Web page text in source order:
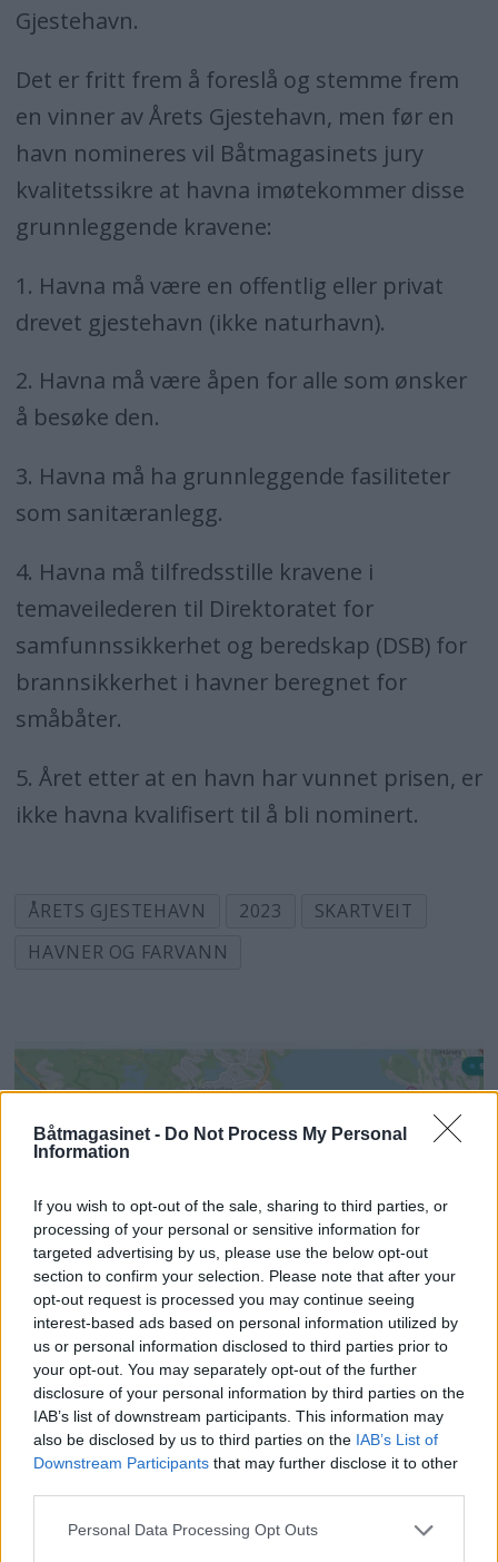
Båtmagasinet - Do Not Process My Personal
Information
If you wish to opt-out of the sale, sharing to third parties, or
processing of your personal or sensitive information for
targeted advertising by us, please use the below opt-out
section to confirm your selection. Please note that after your
opt-out request is processed you may continue seeing
interest-based ads based on personal information utilized by
us or personal information disclosed to third parties prior to
your opt-out. You may separately opt-out of the further
disclosure of your personal information by third parties on the
IAB’s list of downstream participants. This information may
also be disclosed by us to third parties on the IAB’s List of
Downstream Participants that may further disclose it to other
Personal Data Processing Opt Outs
Gjestehavn.
Det er fritt frem å foreslå og stemme frem
en vinner av Årets Gjestehavn, men før en
havn nomineres vil Båtmagasinets jury
kvalitetssikre at havna imøtekommer disse
grunnleggende kravene:
1. Havna må være en offentlig eller privat
drevet gjestehavn (ikke naturhavn).
2. Havna må være åpen for alle som ønsker
å besøke den.
3. Havna må ha grunnleggende fasiliteter
som sanitæranlegg.
4. Havna må tilfredsstille kravene i
temaveilederen til Direktoratet for
samfunnssikkerhet og beredskap (DSB) for
brannsikkerhet i havner beregnet for
småbåter.
5. Året etter at en havn har vunnet prisen, er
ikke havna kvalifisert til å bli nominert.
ÅRETS GJESTEHAVN 2023
SKARTVEIT
HAVNER OG FARVANN
NorDok samler over 5000
lystbåthavner i Norden og
Tyskland